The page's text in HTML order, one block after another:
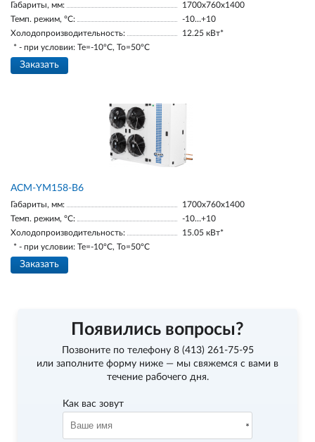
Габариты, мм:
1700х760х1400
Темп. режим, °С:
-10…+10
Холодопроизводительность:
12.25 кВт*
* - при условии: Te=-10ºC, To=50ºC
Заказать
АСМ-YM158-В6
Габариты, мм:
1700х760х1400
Темп. режим, °С:
-10…+10
Холодопроизводительность:
15.05 кВт*
* - при условии: Te=-10ºC, To=50ºC
Заказать
Появились вопросы?
Позвоните по телефону 8 (413) 261-75-95
или заполните форму ниже — мы свяжемся с вами в
течение рабочего дня.
Как вас зовут